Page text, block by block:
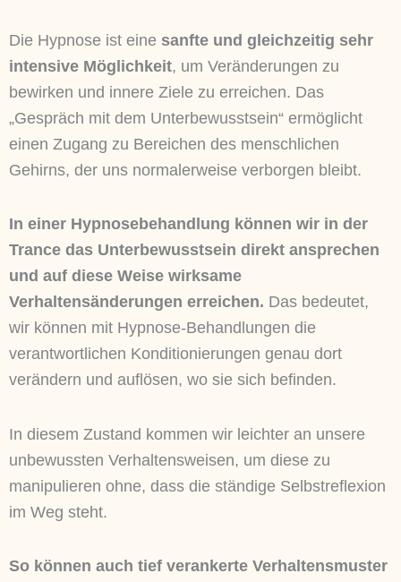
Die Hypnose ist eine sanfte und gleichzeitig sehr
intensive Möglichkeit, um Veränderungen zu
bewirken und innere Ziele zu erreichen. Das
„Gespräch mit dem Unterbewusstsein“ ermöglicht
einen Zugang zu Bereichen des menschlichen
Gehirns, der uns normalerweise verborgen bleibt.
In einer Hypnosebehandlung können wir in der
Trance das Unterbewusstsein direkt ansprechen
und auf diese Weise wirksame
Verhaltensänderungen erreichen. Das bedeutet,
wir können mit Hypnose-Behandlungen die
verantwortlichen Konditionierungen genau dort
verändern und auflösen, wo sie sich befinden.
In diesem Zustand kommen wir leichter an unsere
unbewussten Verhaltensweisen, um diese zu
manipulieren ohne, dass die ständige Selbstreflexion
im Weg steht.
So können auch tief verankerte Verhaltensmuster